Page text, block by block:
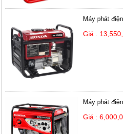
Máy phát
Giá :
Máy phát
Giá :